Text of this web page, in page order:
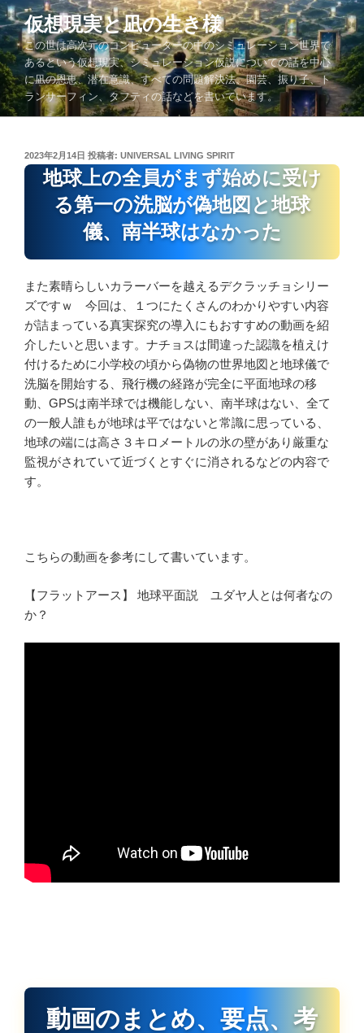
コ
ン
テ
ン
ツ
へ
仮想現実と凪の生き様
この世は高次元のコンピューターの中のシミュレーション世界で
あるという仮想現実、シミュレーション仮説についての話を中心
に凪の恩恵、潜在意識、すべての問題解決法、園芸、振り子、ト
ランサーフィン、タフティの話などを書いています。
投
稿
2023年2月14日 投稿者: UNIVERSAL LIVING SPIRIT
地球上の全員がまず始めに受け
る第一の洗脳が偽地図と地球
儀、南半球はなかった
また素晴らしいカラーバーを越えるデクラッチョシリー
ズですｗ 今回は、１つにたくさんのわかりやすい内容
が詰まっている真実探究の導入にもおすすめの動画を紹
介したいと思います。ナチョスは間違った認識を植えけ
付けるために小学校の頃から偽物の世界地図と地球儀で
洗脳を開始する、飛行機の経路が完全に平面地球の移
動、GPSは南半球では機能しない、南半球はない、全て
の一般人誰もが地球は平ではないと常識に思っている、
地球の端には高さ３キロメートルの氷の壁があり厳重な
監視がされていて近づくとすぐに消されるなどの内容で
す。
こちらの動画を参考にして書いています。
【フラットアース】 地球平面説 ユダヤ人とは何者なの
か？
動画のまとめ、要点、考